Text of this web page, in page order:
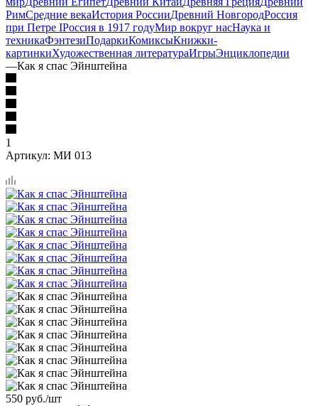
РимСредние векаИстория РоссииДревний НовгородРоссия
при Петре IРоссия в 1917 годуМир вокруг насНаука и
техникаФэнтезиПодаркиКомиксыКнижки-
картинкиХудожественная литератураИгрыЭнциклопедии
—Как я спас Эйнштейна
1
Артикул: МИ 013
550 руб./шт